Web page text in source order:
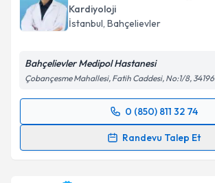
Kardiyoloji
İstanbul, Bahçelievler
Bahçelievler Medipol Hastanesi
Çobançesme Mahallesi, Fatih Caddesi, No:1/8, 34196
0 (850) 811 32 74
Randevu Talep Et
Randevu Takvimi Talebi